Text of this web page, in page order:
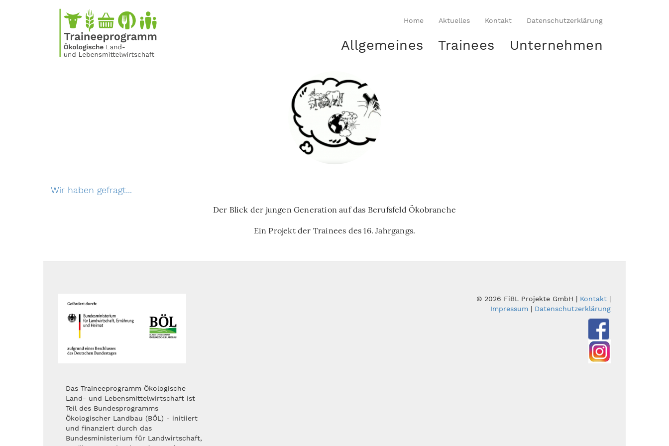
Home Aktuelles Kontakt Datenschutzerklärung
Allgemeines Trainees Unternehmen
Wir haben gefragt...
Der Blick der jungen Generation auf das Berufsfeld Ökobranche
Ein Projekt der Trainees des 16. Jahrgangs.
Das Traineeprogramm Ökologische
Land- und Lebensmittelwirtschaft ist
Teil des Bundesprogramms
Ökologischer Landbau (BÖL) - initiiert
und finanziert durch das
Bundesministerium für Landwirtschaft,
© 2026 FiBL Projekte GmbH | Kontakt |
Impressum | Datenschutzerklärung